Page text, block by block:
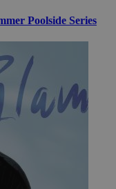
Poolside Series